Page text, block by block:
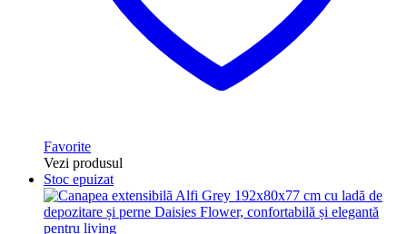
Favorite
Vezi produsul
Stoc epuizat